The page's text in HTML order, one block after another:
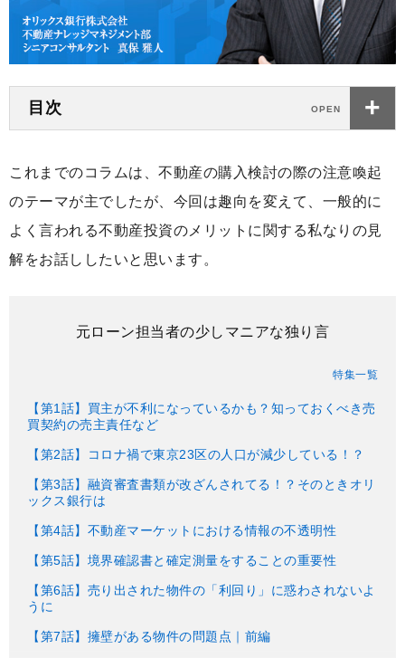
目次
これまでのコラムは、不動産の購入検討の際の注意喚起
のテーマが主でしたが、今回は趣向を変えて、一般的に
よく言われる不動産投資のメリットに関する私なりの見
解をお話ししたいと思います。
元ローン担当者の少しマニアな独り言
特集一覧
【第1話】買主が不利になっているかも？知っておくべき売
買契約の売主責任など
【第2話】コロナ禍で東京23区の人口が減少している！？
【第3話】融資審査書類が改ざんされてる！？そのときオリ
ックス銀行は
【第4話】不動産マーケットにおける情報の不透明性
【第5話】境界確認書と確定測量をすることの重要性
【第6話】売り出された物件の「利回り」に惑わされないよ
うに
【第7話】擁壁がある物件の問題点｜前編